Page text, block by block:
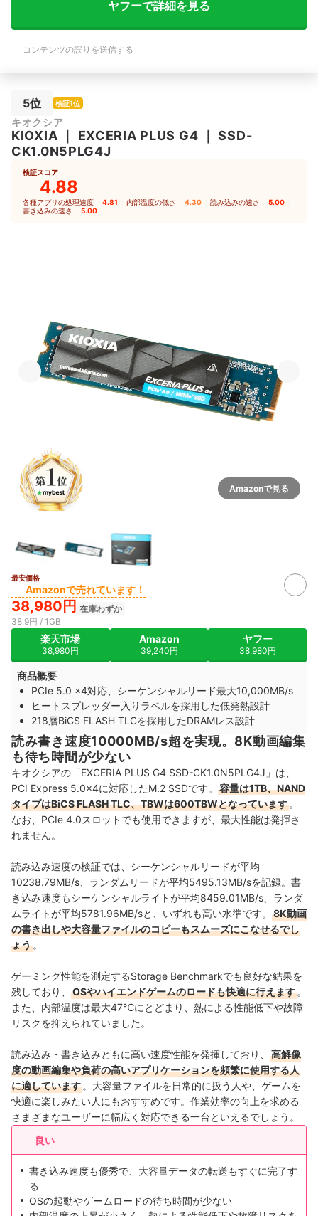
ヤフーで詳細を見る
コンテンツの誤りを送信する
5位 検証1位
キオクシア
KIOXIA EXCERIA PLUS G4 ｜SSD-
CK1.0N5PLG4J
検証スコア
4.88
各種アプリの処理速度 4.81 内部温度の低さ 4.30 読み込みの速さ 5.00
書き込みの速さ 5.00
Amazonで見る
最安価格
Amazonで売れています！
38,980円 在庫わずか
38.9円 / 1GB
楽天市場
38,980円
Amazon
39,240円
ヤフー
38,980円
商品概要
PCIe 5.0 x4対応、シーケンシャルリード最大10,000MB/s
ヒートスプレッダー入りラベルを採用した低発熱設計
218層BiCS FLASH TLCを採用したDRAMレス設計
読み書き速度10000MB/s超を実現。8K動画編集
も待ち時間が少ない
キオクシアの「EXCERIA PLUS G4 SSD-CK1.0N5PLG4J」は、
PCI Express 5.0×4に対応したM.2 SSDです。
容量は1TB、NAND
タイプはBiCS FLASH TLC、TBWは600TBWとなっています 。
なお、PCIe 4.0スロットでも使用できますが、最大性能は発揮さ
れません。
読み込み速度の検証では、シーケンシャルリードが平均
10238.79MB/s、ランダムリードが平均5495.13MB/sを記録。書
き込み速度もシーケンシャルライトが平均8459.01MB/s、ランダ
ムライトが平均5781.96MB/sと、いずれも高い水準です。
8K動画
の書き出しや大容量ファイルのコピーもスムーズにこなせるでし
ょう 。
ゲーミング性能を測定するStorage Benchmarkでも良好な結果を
残しており、
OSやハイエンドゲームのロードも快適に行えます 。
また、内部温度は最大47℃にとどまり、熱による性能低下や故障
リスクを抑えられていました。
読み込み・書き込みともに高い速度性能を発揮しており、
高解像
度の動画編集や負荷の高いアプリケーションを頻繁に使用する人
に適しています 。大容量ファイルを日常的に扱う人や、ゲームを
快適に楽しみたい人にもおすすめです。作業効率の向上を求める
さまざまなユーザーに幅広く対応できる一台といえるでしょう。
良い
書き込み速度も優秀で、大容量データの転送もすぐに完了す
る
OSの起動やゲームロードの待ち時間が少ない